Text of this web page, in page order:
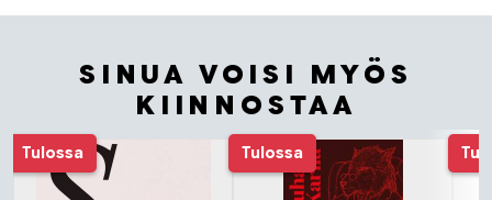
SINUA VOISI MYÖS
KIINNOSTAA
Tuoteluettelon alku
Tulossa Tulossa